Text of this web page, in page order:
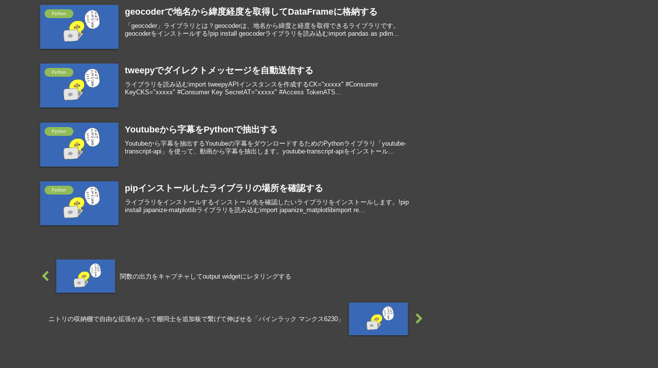
Python geocoderで地名から緯度経度を取得してDataFrameに格納する
「geocoder」ライブラリとは？geocoderは、地名から緯度と経度を取得できるライブラリです。
geocoderをインストールする!pip install geocoderライブラリを読み込むimport pandas as pdim...
Python tweepyでダイレクトメッセージを自動送信する
ライブラリを読み込むimport tweepyAPIインスタンスを作成するCK="xxxxx" #Consumer
KeyCKS="xxxxx" #Consumer Key SecretAT="xxxxx" #Access TokenATS...
Python Youtubeから字幕をPythonで抽出する
Youtubeから字幕を抽出するYoutubeの字幕をダウンロードするためのPythonライブラリ「youtube-
transcript-api」を使って、動画から字幕を抽出します。youtube-transcript-apiをインストール...
Python pipインストールしたライブラリの場所を確認する
ライブラリをインストールするインストール先を確認したいライブラリをインストールします。!pip
install japanize-matplotlibライブラリを読み込むimport japanize_matplotlibimport re...
関数の出力をキャプチャしてoutput widgetにレタリングする
ニトリの収納棚で自由な拡張があって棚同士を追加板で繋げて伸ばせる「パインラック マンクス6230」